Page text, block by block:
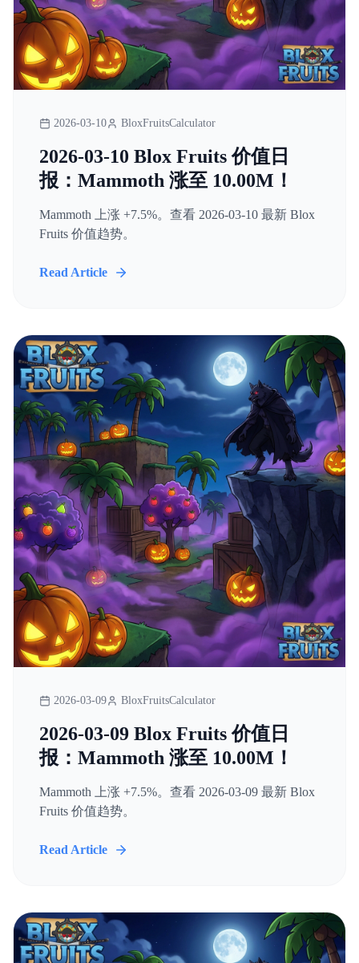
2026-03-10 BloxFruitsCalculator
2026-03-10 Blox Fruits 价值日
报：Mammoth 涨至 10.00M！
Mammoth 上涨 +7.5%。查看 2026-03-10 最新 Blox
Fruits 价值趋势。
Read Article
2026-03-09 BloxFruitsCalculator
2026-03-09 Blox Fruits 价值日
报：Mammoth 涨至 10.00M！
Mammoth 上涨 +7.5%。查看 2026-03-09 最新 Blox
Fruits 价值趋势。
Read Article